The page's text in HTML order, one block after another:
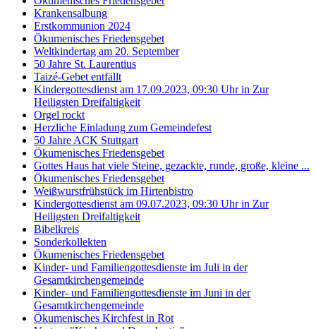
Krankensalbung
Erstkommunion 2024
Ökumenisches Friedensgebet
Weltkindertag am 20. September
50 Jahre St. Laurentius
Taizé-Gebet entfällt
Kindergottesdienst am 17.09.2023, 09:30 Uhr in Zur
Heiligsten Dreifaltigkeit
Orgel rockt
Herzliche Einladung zum Gemeindefest
50 Jahre ACK Stuttgart
Ökumenisches Friedensgebet
Gottes Haus hat viele Steine, gezackte, runde, große, kleine ...
Ökumenisches Friedensgebet
Weißwurstfrühstück im Hirtenbistro
Kindergottesdienst am 09.07.2023, 09:30 Uhr in Zur
Heiligsten Dreifaltigkeit
Bibelkreis
Sonderkollekten
Ökumenisches Friedensgebet
Kinder- und Familiengottesdienste im Juli in der
Gesamtkirchengemeinde
Kinder- und Familiengottesdienste im Juni in der
Gesamtkirchengemeinde
Ökumenisches Kirchfest in Rot